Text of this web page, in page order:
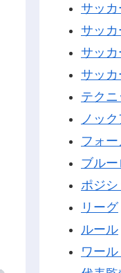
サッ
サッカ
サッカ
サッ
テクニ
ノッ
フォ
ブルー
ポジシ
リーグ
ルール
ワー